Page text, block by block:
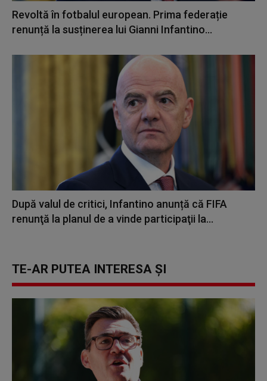
Revoltă în fotbalul european. Prima federație
renunță la susținerea lui Gianni Infantino...
După valul de critici, Infantino anunță că FIFA
renunţă la planul de a vinde participaţii la...
TE-AR PUTEA INTERESA ȘI